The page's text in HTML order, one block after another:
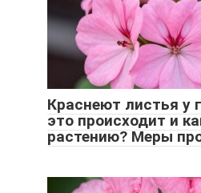
Краснеют листья у
это происходит и
растению? Меры